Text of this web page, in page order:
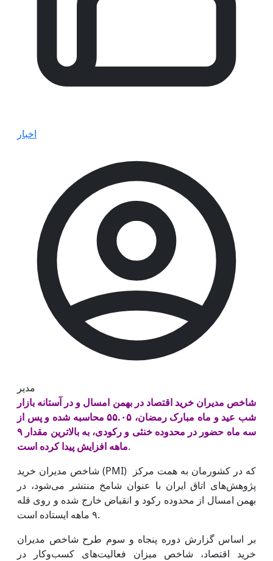
اخبار
مدیر
شاخص مدیران خرید اقتصاد در بهمن امسال و در آستانه بازار
شب عید و ماه مبارک رمضان، ۵۵.۰۵ محاسبه شده و پس از
سه ماه حضور در محدوده خنثی و رکودی، به بالاترین مقدار ۹
ماهه افزایش پیدا کرده است.
شاخص مدیران خرید (PMI) که در کشورمان به همت مرکز
پژوهش‌های اتاق ایران با عنوان شامخ منتشر می‌شود، در
بهمن امسال از محدوده رکود و انقباض خارج شده و روی قله
۹ ماهه ایستاده است.
بر اساس گزارش دوره پنجاه و سوم طرح شاخص مدیران
خرید اقتصاد، شاخص میزان فعالیت‌های کسب‌وکار در